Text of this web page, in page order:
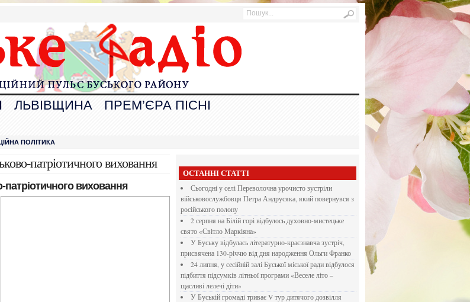
ЛЬВІВЩИНА
ПРЕМ’ЄРА ПІСНІ
ПОЛІТИКА
патріотичного виховання
виховання
ОСТАННІ СТАТТІ
Сьогодні у селі Переволочна урочисто зустріли
військовослужбовця Петра Андрусяка, який повернувся з
російського полону
2 серпня на Білій горі відбулось духовно-мистецьке
свято «Світло Маркіяна»
У Буську відбулась літературно-краєзнавча зустріч,
присвячена 130-річчю від дня народження Ольги Франко
24 липня, у сесійній залі Буської міської ради відбулося
підбиття підсумків літньої програми «Веселе літо –
щасливі лелечі діти»
У Буській громаді триває V тур дитячого дозвілля